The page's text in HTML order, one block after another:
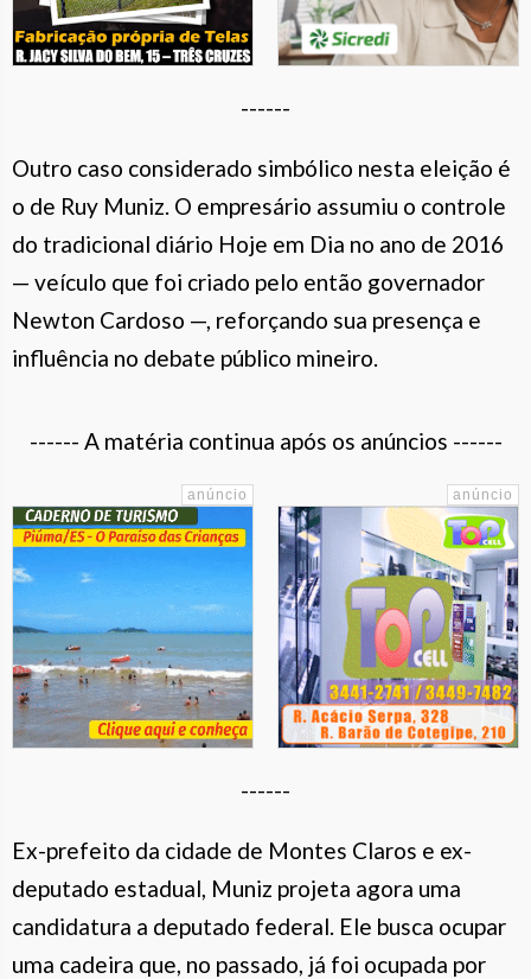
------
Outro caso considerado simbólico nesta eleição é
o de Ruy Muniz. O empresário assumiu o controle
do tradicional diário Hoje em Dia no ano de 2016
— veículo que foi criado pelo então governador
Newton Cardoso —, reforçando sua presença e
influência no debate público mineiro.
------ A matéria continua após os anúncios ------
------
Ex-prefeito da cidade de Montes Claros e ex-
deputado estadual, Muniz projeta agora uma
candidatura a deputado federal. Ele busca ocupar
uma cadeira que, no passado, já foi ocupada por